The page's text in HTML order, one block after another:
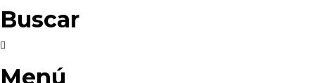
Buscar
Menú